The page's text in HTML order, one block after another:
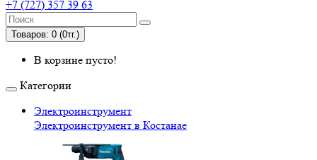
+7 (727) 357 39 63
Товаров: 0 (0тг.)
В корзине пусто!
Категории
Электроинструмент
Электроинструмент в Костанае